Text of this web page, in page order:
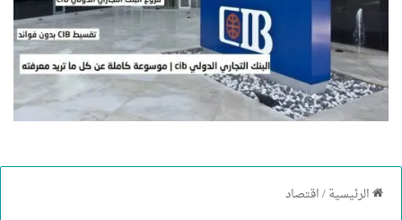
الرئيسية/اقتصاد